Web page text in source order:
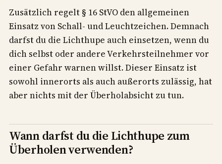
Zusätzlich regelt § 16 StVO den allgemeinen
Einsatz von Schall- und Leuchtzeichen. Demnach
darfst du die Lichthupe auch einsetzen, wenn du
dich selbst oder andere Verkehrsteilnehmer vor
einer Gefahr warnen willst. Dieser Einsatz ist
sowohl innerorts als auch außerorts zulässig, hat
aber nichts mit der Überholabsicht zu tun.
Wann darfst du die Lichthupe zum
Überholen verwenden?